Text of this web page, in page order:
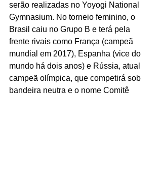
serão realizadas no Yoyogi National
Gymnasium. No torneio feminino, o
Brasil caiu no Grupo B e terá pela
frente rivais como França (campeã
mundial em 2017), Espanha (vice do
mundo há dois anos) e Rússia, atual
campeã olímpica, que competirá sob
bandeira neutra e o nome Comitê